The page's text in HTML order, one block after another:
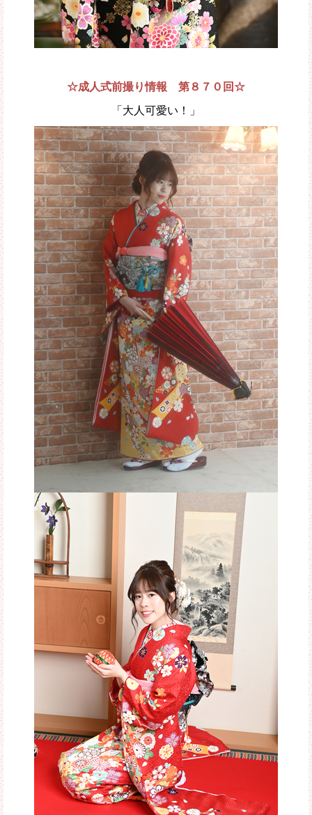
☆成人式前撮り情報 第８７０回☆
「大人可愛い！」